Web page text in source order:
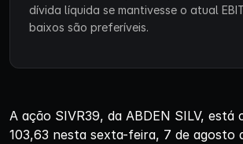
dívida líquida se mantivesse o atual
baixos são preferíveis.
A ação SIVR39, da ABDEN SILV, está
103,63 nesta sexta-feira, 7 de agosto